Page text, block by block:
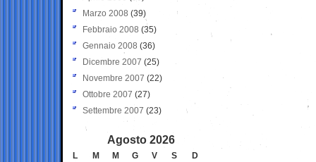
Marzo 2008 (39)
Febbraio 2008 (35)
Gennaio 2008 (36)
Dicembre 2007 (25)
Novembre 2007 (22)
Ottobre 2007 (27)
Settembre 2007 (23)
Agosto 2026
L M M G V S
D